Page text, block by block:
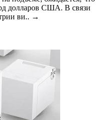
долларов США. В связи
ви.. →